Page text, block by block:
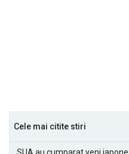
Cele mai citite stiri